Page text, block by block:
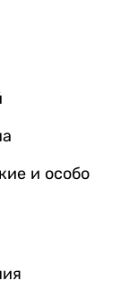
и особо